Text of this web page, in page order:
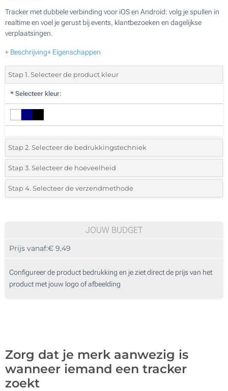
Tracker met dubbele verbinding voor iOS en Android: volg je spullen in
realtime en voel je gerust bij events, klantbezoeken en dagelijkse
verplaatsingen.
+ Beschrijving+ Eigenschappen
Stap 1. Selecteer de product kleur
* Selecteer kleur:
Stap 2. Selecteer de bedrukkingstechniek
*Selecteer de bedrukking en kleuren van het logo:
1 Kleur (Aan een zijde)
Stap 3. Selecteer de hoeveelheid
*Selecteer uit de lijst of voeg het gewenste aantal in
20
100
Stap 4. Selecteer de verzendmethode
JOUW BUDGET
Prijs vanaf:€ 9,49
Configureer de product bedrukking en je ziet direct de prijs van het
product met jouw logo of afbeelding
Zorg dat je merk aanwezig is
wanneer iemand een tracker
zoekt